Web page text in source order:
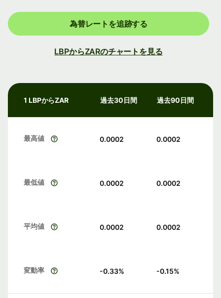
為替レートを追跡する
LBPからZARのチャートを見る
1 LBPからZAR 過去30日間 過去90日間
最高値 0.0002 0.0002
最低値 0.0002 0.0002
平均値 0.0002 0.0002
変動率 -0.33% -0.15%